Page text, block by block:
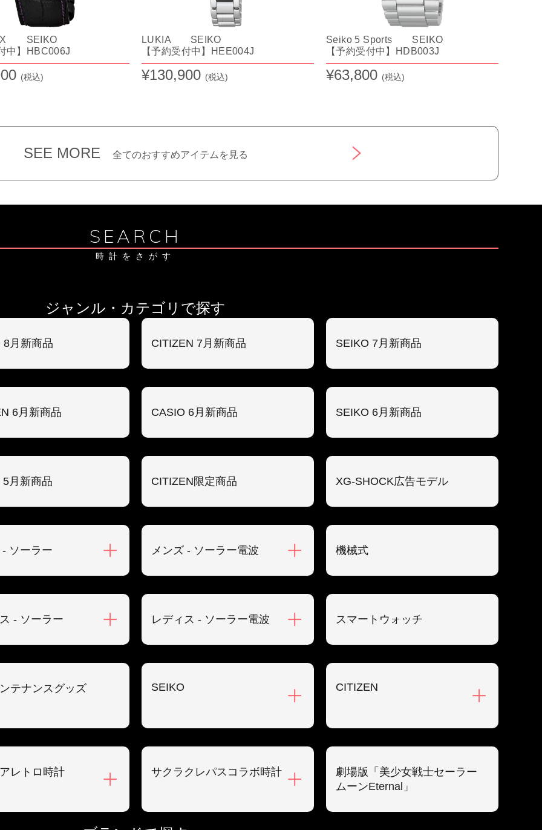
SEIKO
中】HBC006J
(税込)
LUKIA SEIKO
【予約受付中】HEE004J
¥130,900 (税込)
Seiko 5 Sports SEIKO
【予約受付中】HDB003J
¥63,800 (税込)
SEE MORE 全てのおすすめアイテムを見る
SEARCH
時計をさがす
ジャンル・カテゴリで探す
8月新商品 CITIZEN 7月新商品 SEIKO 7月新商品
6月新商品 CASIO 6月新商品 SEIKO 6月新商品
5月新商品 CITIZEN限定商品 XG-SHOCK広告モデル
ソーラー メンズ - ソーラー電波 機械式
- ソーラー レディス - ソーラー電波 スマートウォッチ
テナンスグッズ SEIKO CITIZEN
レトロ時計 サクラクレパスコラボ時計
劇場版「美少女戦士セーラー
ムーンEternal」